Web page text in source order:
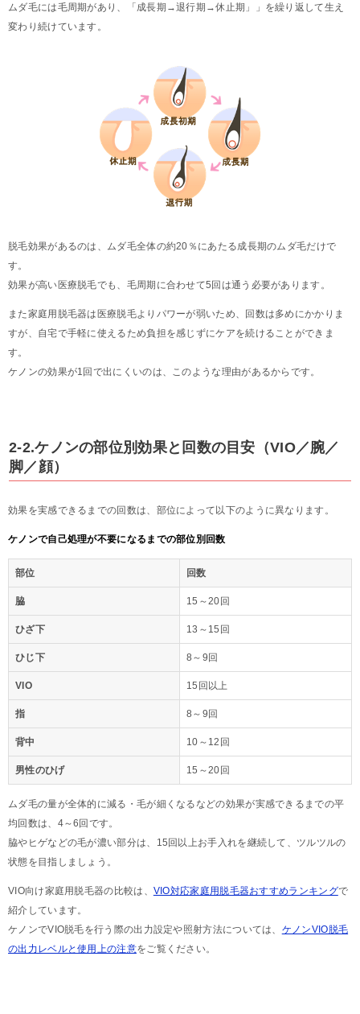
ムダ毛には毛周期があり、「成長期→退行期→休止期」」を繰り返して生え
変わり続けています。
脱毛効果があるのは、ムダ毛全体の約20％にあたる成長期のムダ毛だけで
す。
効果が高い医療脱毛でも、毛周期に合わせて5回は通う必要があります。
また家庭用脱毛器は医療脱毛よりパワーが弱いため、回数は多めにかかりま
すが、自宅で手軽に使えるため負担を感じずにケアを続けることができま
す。
ケノンの効果が1回で出にくいのは、このような理由があるからです。
2-2.ケノンの部位別効果と回数の目安（VIO／腕／
脚／顔）
効果を実感できるまでの回数は、部位によって以下のように異なります。
ケノンで自己処理が不要になるまでの部位別回数
部位 回数
脇 15～20回
ひざ下 13～15回
ひじ下 8～9回
VIO 15回以上
指 8～9回
背中 10～12回
男性のひげ 15～20回
ムダ毛の量が全体的に減る・毛が細くなるなどの効果が実感できるまでの平
均回数は、4～6回です。
脇やヒゲなどの毛が濃い部分は、15回以上お手入れを継続して、ツルツルの
状態を目指しましょう。
VIO向け家庭用脱毛器の比較は、 VIO対応家庭用脱毛器おすすめランキングで
紹介しています。
ケノンでVIO脱毛を行う際の出力設定や照射方法については、 ケノンVIO脱毛
の出力レベルと使用上の注意をご覧ください。